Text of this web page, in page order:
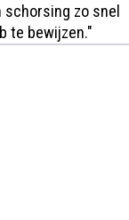
zo snel
te bewijzen."